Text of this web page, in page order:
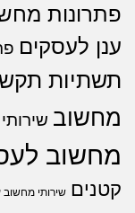
פתרונות
ענן לעסקים
תשתיות
מחשוב
מחשוב
קטנים שירותי